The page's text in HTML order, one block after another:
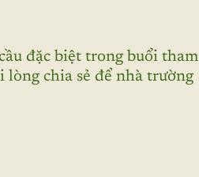
đặc biệt trong buổi tham
chia sẻ để nhà trường